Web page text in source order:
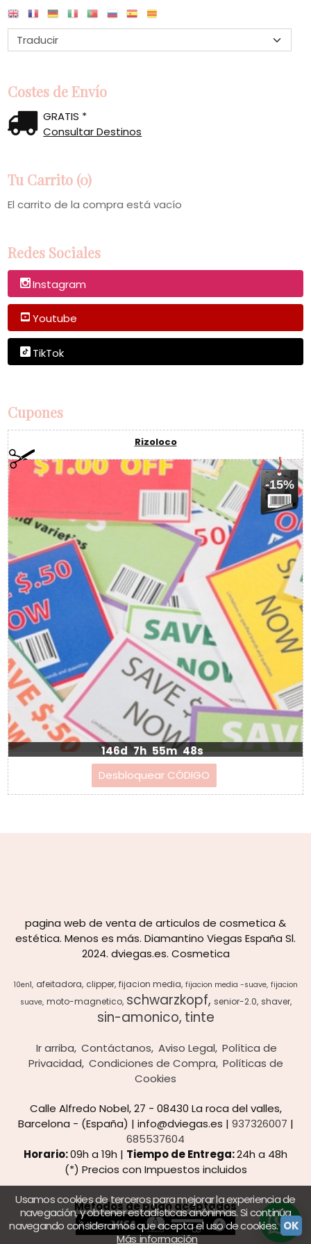
Costes de Envío
GRATIS *
Consultar Destinos
Tu Carrito (0)
El carrito de la compra está vacío
Redes Sociales
Instagram
Youtube
TikTok
Cupones
Rizoloco
-15%
146d 7h 55m 47s
pagina web de venta de articulos de cosmetica &
estética. Menos es más. Diamantino Viegas España Sl.
2024. dviegas.es. Cosmetica
10en1 afeitadora clipper fijacion media fijacion media -suave fijacion
suave moto-magnetico schwarzkopf senior-2.0 shaver
sin-amonico tinte
Ir arriba Contáctanos Aviso Legal Política de
Privacidad Condiciones de Compra Políticas de
Cookies
Calle Alfredo Nobel, 27 - 08430 La roca del valles,
Barcelona - (España) | info@dviegas.es | 937326007 |
685537604
Horario:09h a 19h | Tiempo de Entrega:24h a 48h
(*) Precios con Impuestos incluidos
Métodos de pago aceptados
Usamos cookies de terceros para mejorar la experiencia de
navegación, y obtener estadísticas anónimas. Si continúa
navegando consideramos que acepta el uso de cookies. OK
Más información